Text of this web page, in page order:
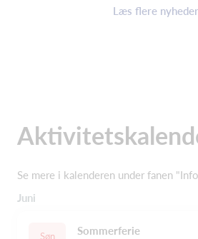
Læs flere nyheder
Se mere i kalenderen under fanen
Juni
Søn Sommerferie